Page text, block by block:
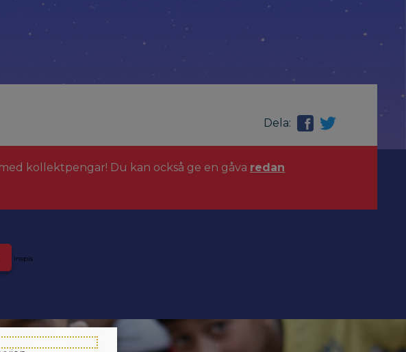
Dela:
kollektpengar! Du kan också ge en gåva redan
inspis